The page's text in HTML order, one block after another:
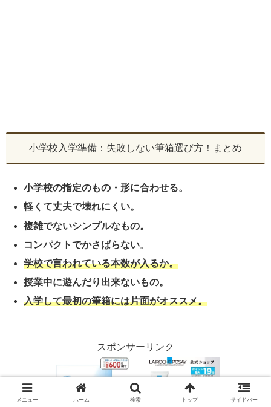
小学校入学準備：失敗しない筆箱選び方！まとめ
小学校の指定のもの・形に合わせる。
軽くて丈夫で壊れにくい。
複雑でないシンプルなもの。
コンパクトでかさばらない。
学校で言われている本数が入るか。
授業中に遊んだり出来ないもの。
入学して最初の筆箱には片面がオススメ。
スポンサーリンク
メニュー ホーム 検索 トップ サイドバー